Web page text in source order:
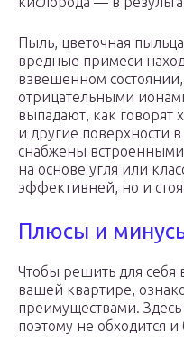
Пыль, цветочная
вредные примеси
взвешенном
отрицательными
выпадают, как говорят
и другие поверхности
снабжены
на основе угля или
эффективней, но и
Плюсы и
Чтобы решить для себя
вашей квартире,
преимуществами.
поэтому не обходится и